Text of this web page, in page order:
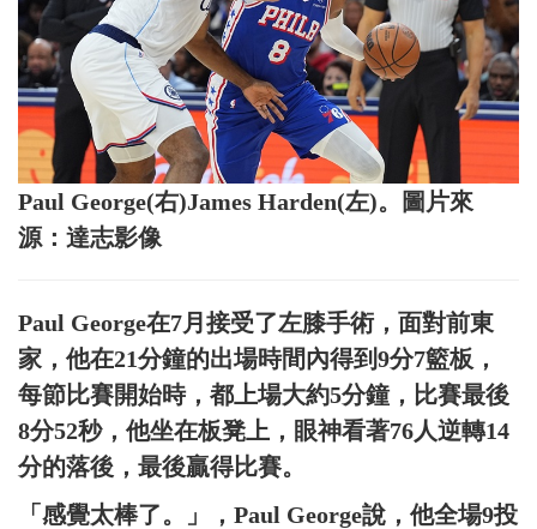
Paul George(右)James Harden(左)。圖片來
源：達志影像
Paul George在7月接受了左膝手術，面對前東
家，他在21分鐘的出場時間內得到9分7籃板，
每節比賽開始時，都上場大約5分鐘，比賽最後
8分52秒，他坐在板凳上，眼神看著76人逆轉14
分的落後，最後贏得比賽。
「感覺太棒了。」，Paul George說，他全場9投